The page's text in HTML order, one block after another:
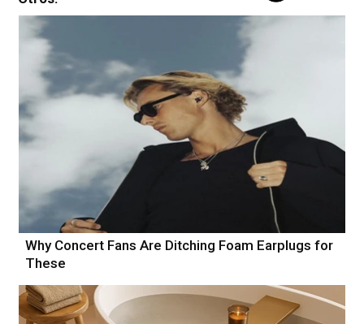
Why Concert Fans Are Ditching Foam Earplugs for
These